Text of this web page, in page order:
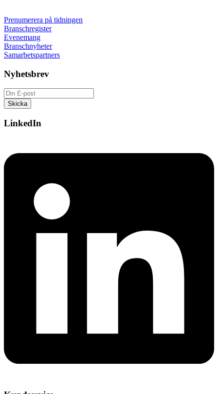
Prenumerera på tidningen
Branschregister
Evenemang
Branschnyheter
Samarbetspartners
Nyhetsbrev
LinkedIn